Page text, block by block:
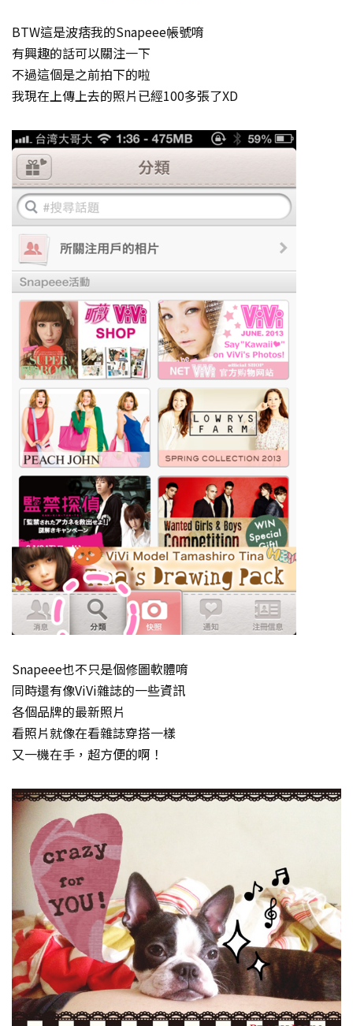
BTW這是波痞我的Snapeee帳號唷
有興趣的話可以關注一下
不過這個是之前拍下的啦
我現在上傳上去的照片已經100多張了XD
Snapeee也不只是個修圖軟體唷
同時還有像ViVi雜誌的一些資訊
各個品牌的最新照片
看照片就像在看雜誌穿搭一樣
又一機在手，超方便的啊！